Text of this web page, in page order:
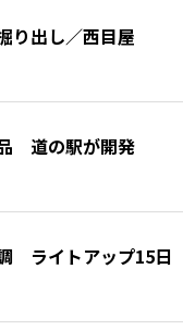
り出し／西目屋
品 道の駅が開発
ライトアップ15日